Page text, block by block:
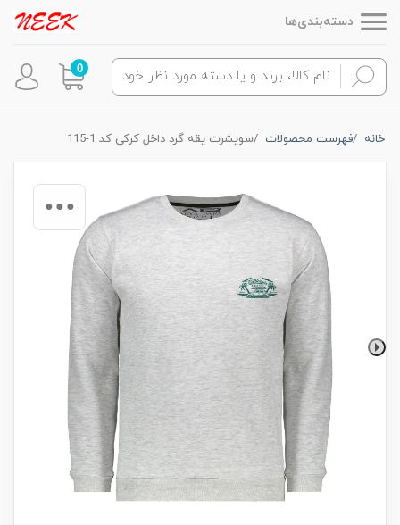
دسته‌بندی‌ها
0
خانه فهرست محصولات سویشرت یقه گرد داخل کرکی کد 1-115